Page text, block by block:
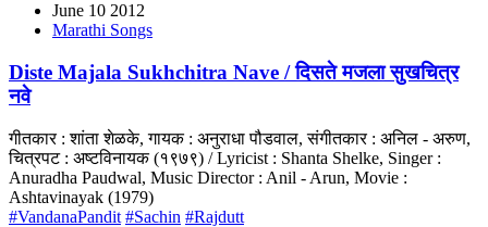
June 10 2012
Marathi Songs
Diste Majala Sukhchitra Nave / दिसते मजला सुखचित्र
नवे
गीतकार : शांता शेळके, गायक : अनुराधा पौडवाल, संगीतकार : अनिल - अरुण,
चित्रपट : अष्टविनायक (१९७९) / Lyricist : Shanta Shelke, Singer :
Anuradha Paudwal, Music Director : Anil - Arun, Movie :
Ashtavinayak (1979)
#VandanaPandit #Sachin #Rajdutt